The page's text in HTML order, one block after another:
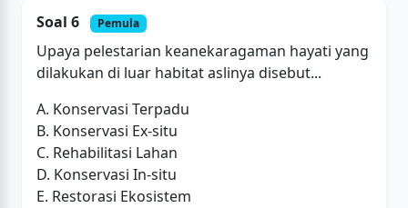
Soal 6 Pemula
Upaya pelestarian keanekaragaman hayati yang
dilakukan di luar habitat aslinya disebut...
A. Konservasi Terpadu
B. Konservasi Ex-situ
C. Rehabilitasi Lahan
D. Konservasi In-situ
E. Restorasi Ekosistem